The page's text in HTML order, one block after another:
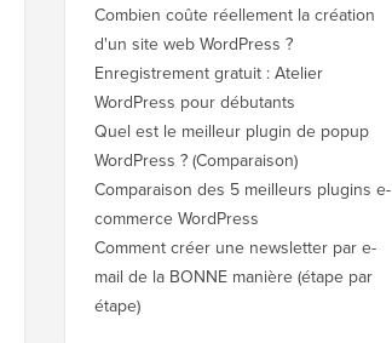
Combien coûte réellement la création
d'un site web WordPress ?
Enregistrement gratuit : Atelier
WordPress pour débutants
Quel est le meilleur plugin de popup
WordPress ? (Comparaison)
Comparaison des 5 meilleurs plugins e-
commerce WordPress
Comment créer une newsletter par e-
mail de la BONNE manière (étape par
étape)